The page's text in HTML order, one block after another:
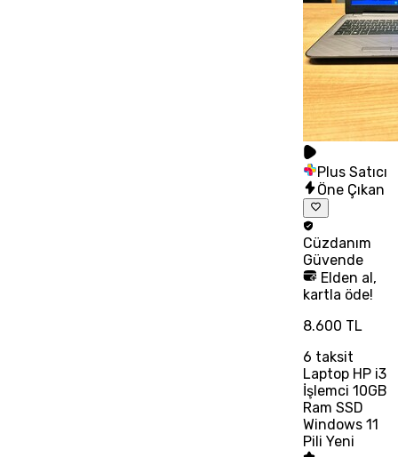
Plus Satıcı
Öne Çıkan
Cüzdanım
Güvende
Elden al,
kartla öde!
8.600 TL
6 taksit
Laptop HP i3
İşlemci 10GB
Ram SSD
Windows 11
Pili Yeni